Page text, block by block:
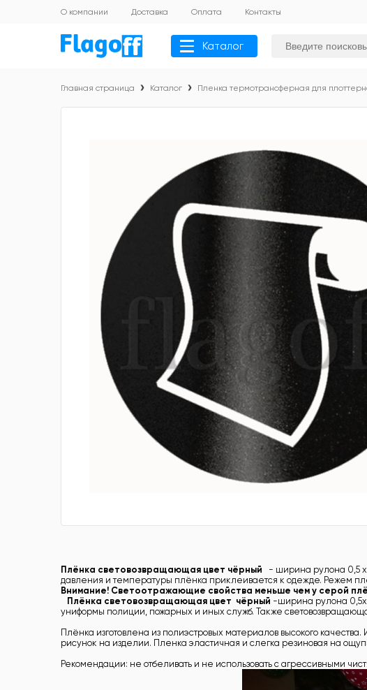
О компании Доставка Оплата Контакты
Каталог
Главная страница Каталог Пленка термотрансферная для
Плёнка световозвращающая цвет чёрный
- ширина рулона 0,5
давления и температуры плёнка приклеивается к одежде. Режем
Внимание! Светоотражающие свойства меньше чем у серой
Плёнка световозвращающая цвет чёрный -ширина рулона
униформы полиции, пожарных и иных служб. Также
Плёнка изготовлена из полиэстровых материалов высокого
рисунок на изделии. Пленка эластичная и слегка резиновая на
Рекомендации: не отбеливать и не использовать с агрессивными